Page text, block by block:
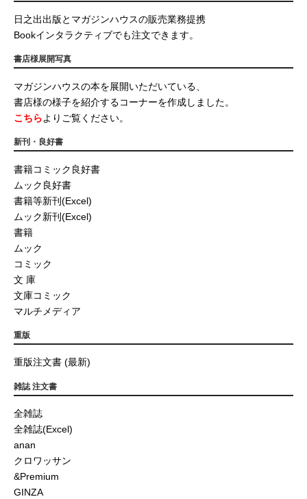
日之出出版とマガジンハウスの販売業務提携
Bookインタラクティブでも注文できます。
書店様展開写真
マガジンハウスの本を展開いただいている、
書店様の様子を紹介するコーナーを作成しました。
こちらよりご覧ください。
新刊・良好書
書籍コミック良好書
ムック良好書
書籍等新刊(Excel)
ムック新刊(Excel)
書籍
ムック
コミック
文 庫
文庫コミック
マルチメディア
重版
重版注文書 (最新)
雑誌 注文書
全雑誌
全雑誌(Excel)
anan
クロワッサン
&Premium
GINZA